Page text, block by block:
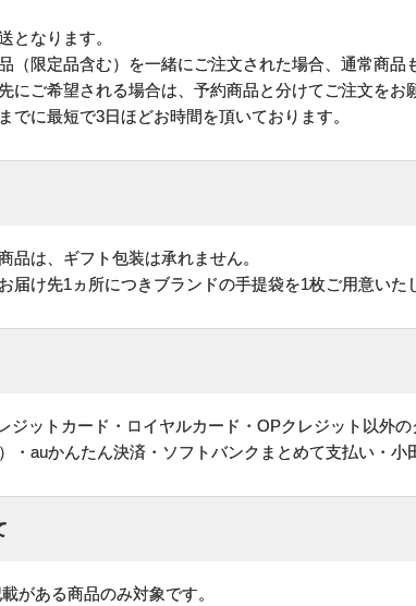
となります。
（限定品含む）を一緒にご注文された場合、通常商
にご希望される場合は、予約商品と分けてご注文をお
でに最短で3日ほどお時間を頂いております。
品は、ギフト包装は承れません。
届け先1ヵ所につきブランドの手提袋を1枚ご用意いた
ジットカード・ロイヤルカード・OPクレジット以外
・auかんたん決済・ソフトバンクまとめて支払い・
がある商品のみ対象です。